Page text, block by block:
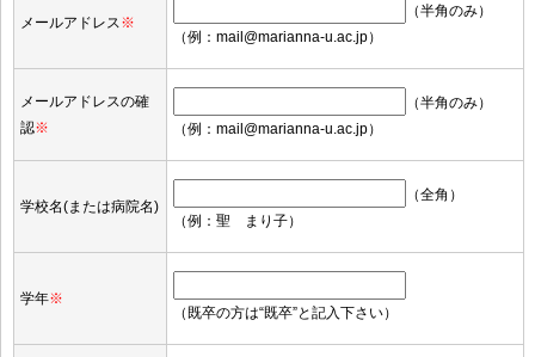
メールアドレス ※
（半角のみ）
（例：mail@marianna-u.ac.jp）
メールアドレスの確
認※
（半角のみ）
（例：mail@marianna-u.ac.jp）
学校名(または病院名)
（全角）
（例：聖 まり子）
学年※
（既卒の方は“既卒”と記入下さい）